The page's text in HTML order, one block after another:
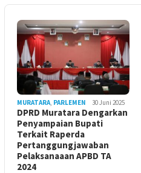
MURATARA, PARLEMEN 30 Juni 2025
DPRD Muratara Dengarkan
Penyampaian Bupati
Terkait Raperda
Pertanggungjawaban
Pelaksanaaan APBD TA
2024